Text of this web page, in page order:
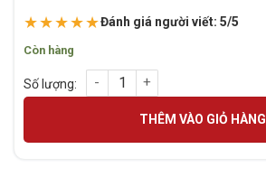
★★★★★Đánh giá người viết: 5/5
Còn hàng
TAY VƯƠN CAMERA 80CM số lượng
THÊM VÀO GIỎ HÀNG